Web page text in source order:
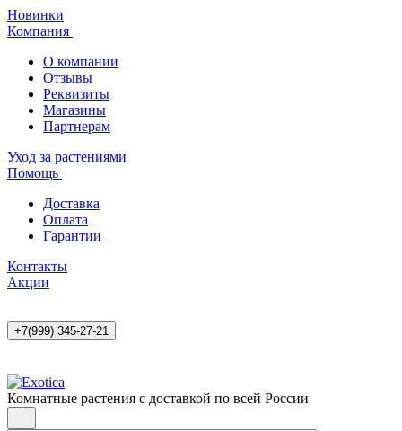
Новинки
Компания
О компании
Отзывы
Реквизиты
Магазины
Партнерам
Уход за растениями
Помощь
Доставка
Оплата
Гарантии
Контакты
Акции
+7(999) 345-27-21
Комнатные растения с доставкой по всей России